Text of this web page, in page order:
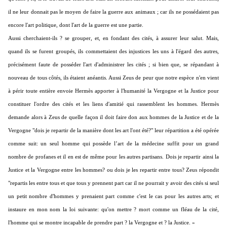
il ne leur donnait pas le moyen de faire la guerre aux animaux ; car ils ne possédaient pas
encore l'art politique, dont l'art de la guerre est une partie.
Aussi cherchaient-ils ? se grouper, et, en fondant des cités, à assurer leur salut. Mais,
quand ils se furent groupés, ils commettaient des injustices les uns à l'égard des autres,
précisément faute de posséder l'art d'administrer les cités ; si bien que, se répandant à
nouveau de tous côtés, ils étaient anéantis. Aussi Zeus de peur que notre espèce n'en vient
à périr toute entière envoie Hermès apporter à l'humanité la Vergogne et la Justice pour
constituer l'ordre des cités et les liens d'amitié qui rassemblent les hommes. Hermès
demande alors à Zeus de quelle façon il doit faire don aux hommes de la Justice et de la
Vergogne "dois je repartir de la manière dont les art l'ont été?" leur répartition a été opérée
comme suit: un seul homme qui possède l’art de la médecine suffit pour un grand
nombre de profanes et il en est de même pour les autres partisans. Dois je repartir ainsi la
Justice et la Vergogne entre les hommes? ou dois je les repartir entre tous? Zeus répondit
"repartis les entre tous et que tous y prennent part car il ne pourrait y avoir des cités si seul
un petit nombre d'hommes y prenaient part comme c'est le cas pour les autres arts; et
instaure en mon nom la loi suivante: qu'on mettre ? mort comme un fléau de la cité,
l'homme qui se montre incapable de prendre part ? la Vergogne et ? la Justice. »